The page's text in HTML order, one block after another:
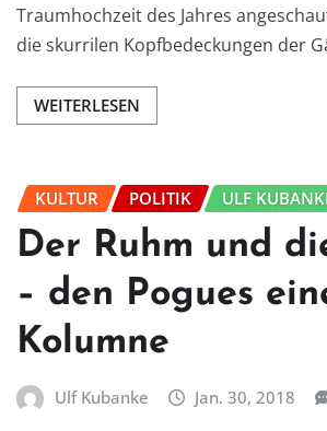
Traumhochzeit des Jahres
die skurrilen Kopfbedeckungen der
WEITERLESEN
KULTUR POLITIK ULF
Der Ruhm und
– den Pogues
Kolumne
Ulf Kubanke Jan. 30, 2018